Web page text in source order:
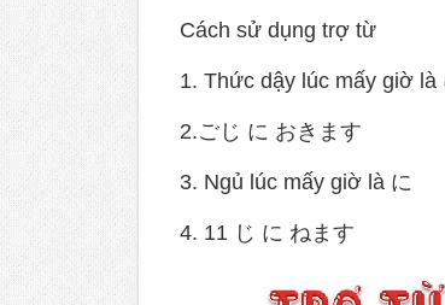
Cách sử dụng trợ từ
1. Thức dậy lúc mấy giờ là
2.ごじ に おきます
3. Ngủ lúc mấy giờ là に
4. 11 じ に ねます